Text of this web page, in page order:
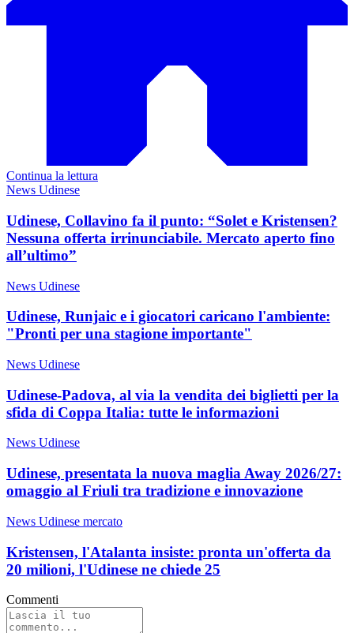
Continua la lettura
News Udinese
Udinese, Collavino fa il punto: “Solet e Kristensen?
Nessuna offerta irrinunciabile. Mercato aperto fino
all’ultimo”
News Udinese
Udinese, Runjaic e i giocatori caricano l'ambiente:
"Pronti per una stagione importante"
News Udinese
Udinese-Padova, al via la vendita dei biglietti per la
sfida di Coppa Italia: tutte le informazioni
News Udinese
Udinese, presentata la nuova maglia Away 2026/27:
omaggio al Friuli tra tradizione e innovazione
News Udinese mercato
Kristensen, l'Atalanta insiste: pronta un'offerta da
20 milioni, l'Udinese ne chiede 25
Commenti